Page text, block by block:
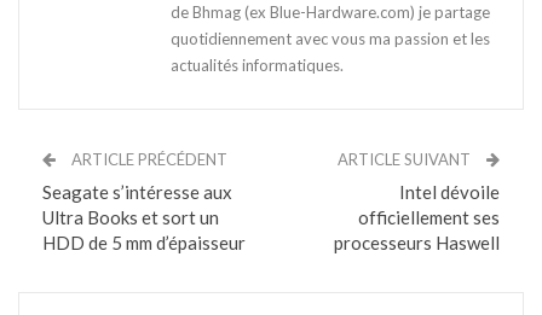
de Bhmag (ex Blue-Hardware.com) je partage
quotidiennement avec vous ma passion et les
actualités informatiques.
ARTICLE PRÉCÉDENT
Seagate s’intéresse aux
Ultra Books et sort un
HDD de 5 mm d’épaisseur
ARTICLE SUIVANT
Intel dévoile
officiellement ses
processeurs Haswell